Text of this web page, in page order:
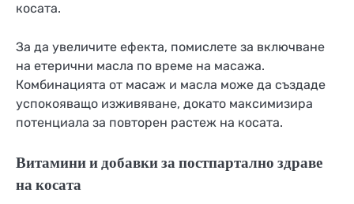
косата.
За да увеличите ефекта, помислете за включване
на етерични масла по време на масажа.
Комбинацията от масаж и масла може да създаде
успокояващо изживяване, докато максимизира
потенциала за повторен растеж на косата.
Витамини и добавки за постпартално здраве
на косата